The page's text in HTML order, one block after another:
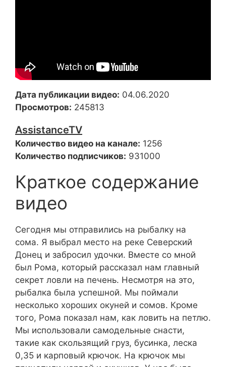
Дата публикации видео: 04.06.2020
Просмотров: 245813
AssistanceTV
Количество видео на канале: 1256
Количество подписчиков: 931000
Краткое содержание
видео
Сегодня мы отправились на рыбалку на
сома. Я выбрал место на реке Северский
Донец и забросил удочки. Вместе со мной
был Рома, который рассказал нам главный
секрет ловли на печень. Несмотря на это,
рыбалка была успешной. Мы поймали
несколько хороших окуней и сомов. Кроме
того, Рома показал нам, как ловить на петлю.
Мы использовали самодельные снасти,
такие как скользящий груз, бусинка, леска
0,35 и карповый крючок. На крючок мы